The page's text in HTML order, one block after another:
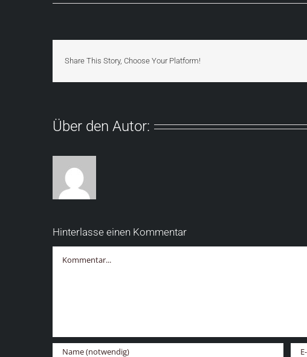
Share This Story, Choose Your Platform!
Über den Autor:
Hinterlasse einen Kommentar